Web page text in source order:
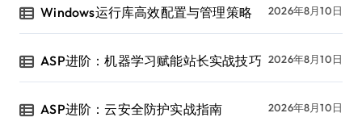
Windows运行库高效配置与管理策略 2026年8月10日
ASP进阶：机器学习赋能站长实战技巧 2026年8月10日
ASP进阶：云安全防护实战指南 2026年8月10日